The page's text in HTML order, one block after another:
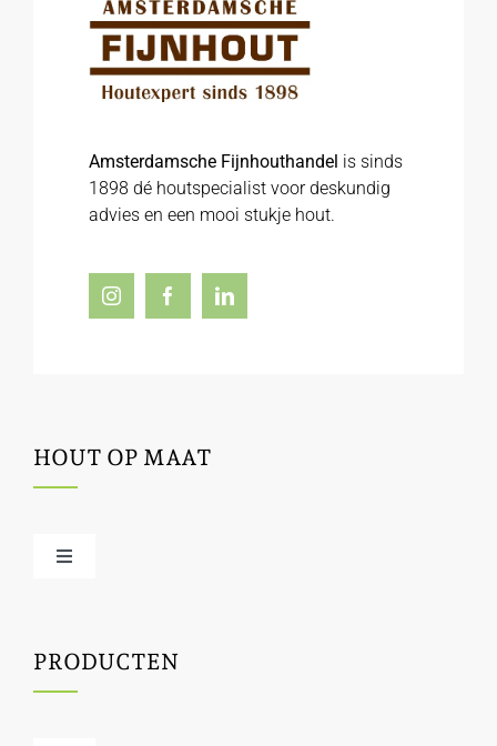
Amsterdamsche Fijnhouthandel is sinds
1898 dé houtspecialist voor deskundig
advies en een mooi stukje hout.
HOUT OP MAAT
Toggle
Houtbewerking
PRODUCTEN